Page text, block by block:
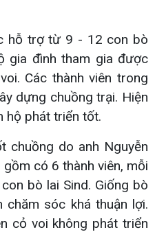
hỗ trợ từ 9 - 12 con bò
gia đình tham gia được
Các thành viên trong
dựng chuồng trại. Hiện
hộ phát triển tốt.
chuồng do anh Nguyễn
có 6 thành viên, mỗi
bò lai Sind. Giống bò
sóc khá thuận lợi.
cỏ voi không phát triển